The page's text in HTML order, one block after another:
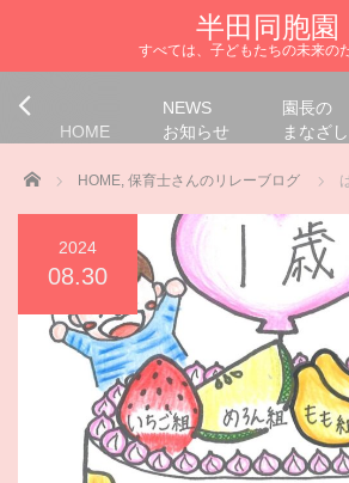
半田同胞園
すべては、子どもたちの未来の
HOME
NEWS
お知らせ
園長の
まなざ
Home HOME, 保育士さんのリレーブログ
2024
08.30